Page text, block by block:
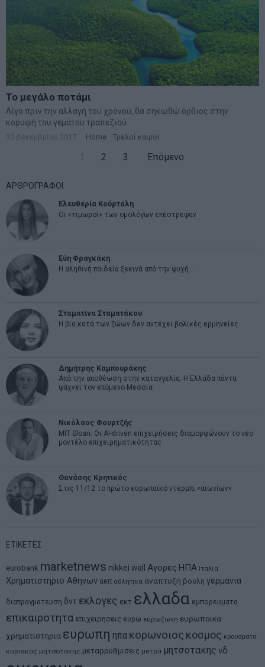
Το μεγάλο ποτάμι
Λίγο πριν την αλλαγή του χρόνου, θα σηκωθώ όρθιος στην
κορυφή του γεμάτου τραπεζιού
30 Δεκεμβρίου 2017 Home Τρελοί καιροί
2 3 Επόμενο
ΑΡΘΡΟΓΡΑΦΟΙ
Ελευθερία Κούρταλη
Οι «τιμωροί» των ομολόγων επέστρεψαν
Εύη Φραγκάκη
Η αληθινή παιδεία ξεκινά από την ψυχή…
Σταματίνα Σταματάκου
Η βία κατά των ζώων δεν αντέχει βολικές ερμηνείες
Δημήτρης Καμπουράκης
Από την αποθέωση στην καταγγελία: Η Ελλάδα πάντα
ψάχνει τον επόμενο Μεσσία
Νικόλαος Φουρτζής
MIT Sloan: Οι AI-driven επιχειρήσεις διαμορφώνουν το νέο
μοντέλο επιχειρηματικότητας
Θανάσης Κρητικός
Στις 11/12 το πρώτο ευρωπαϊκό ντέρμπι «αιωνίων»
ΕΤΙΚΕΤΕΣ
eurobank marketnews nikkei wall Αγορες ΗΠΑ Ιταλια
Χρηματιστηριο Αθηνων αεπ αθλητικα αναπτυξη βουλη γερμανια
διαπραγματευση δντ εκλογες εκτ ελλαδα εμπορευματα
επικαιροτητα επιχειρησεις ευρω ευρωζωνη ευρωπαικα
χρηματιστηρια ευρωπη ηπα κορωνοιος κοσμος κρουσματα
κυριακος μητσοτακης μεταρρυθμισεις μετρα μητσοτακης νδ